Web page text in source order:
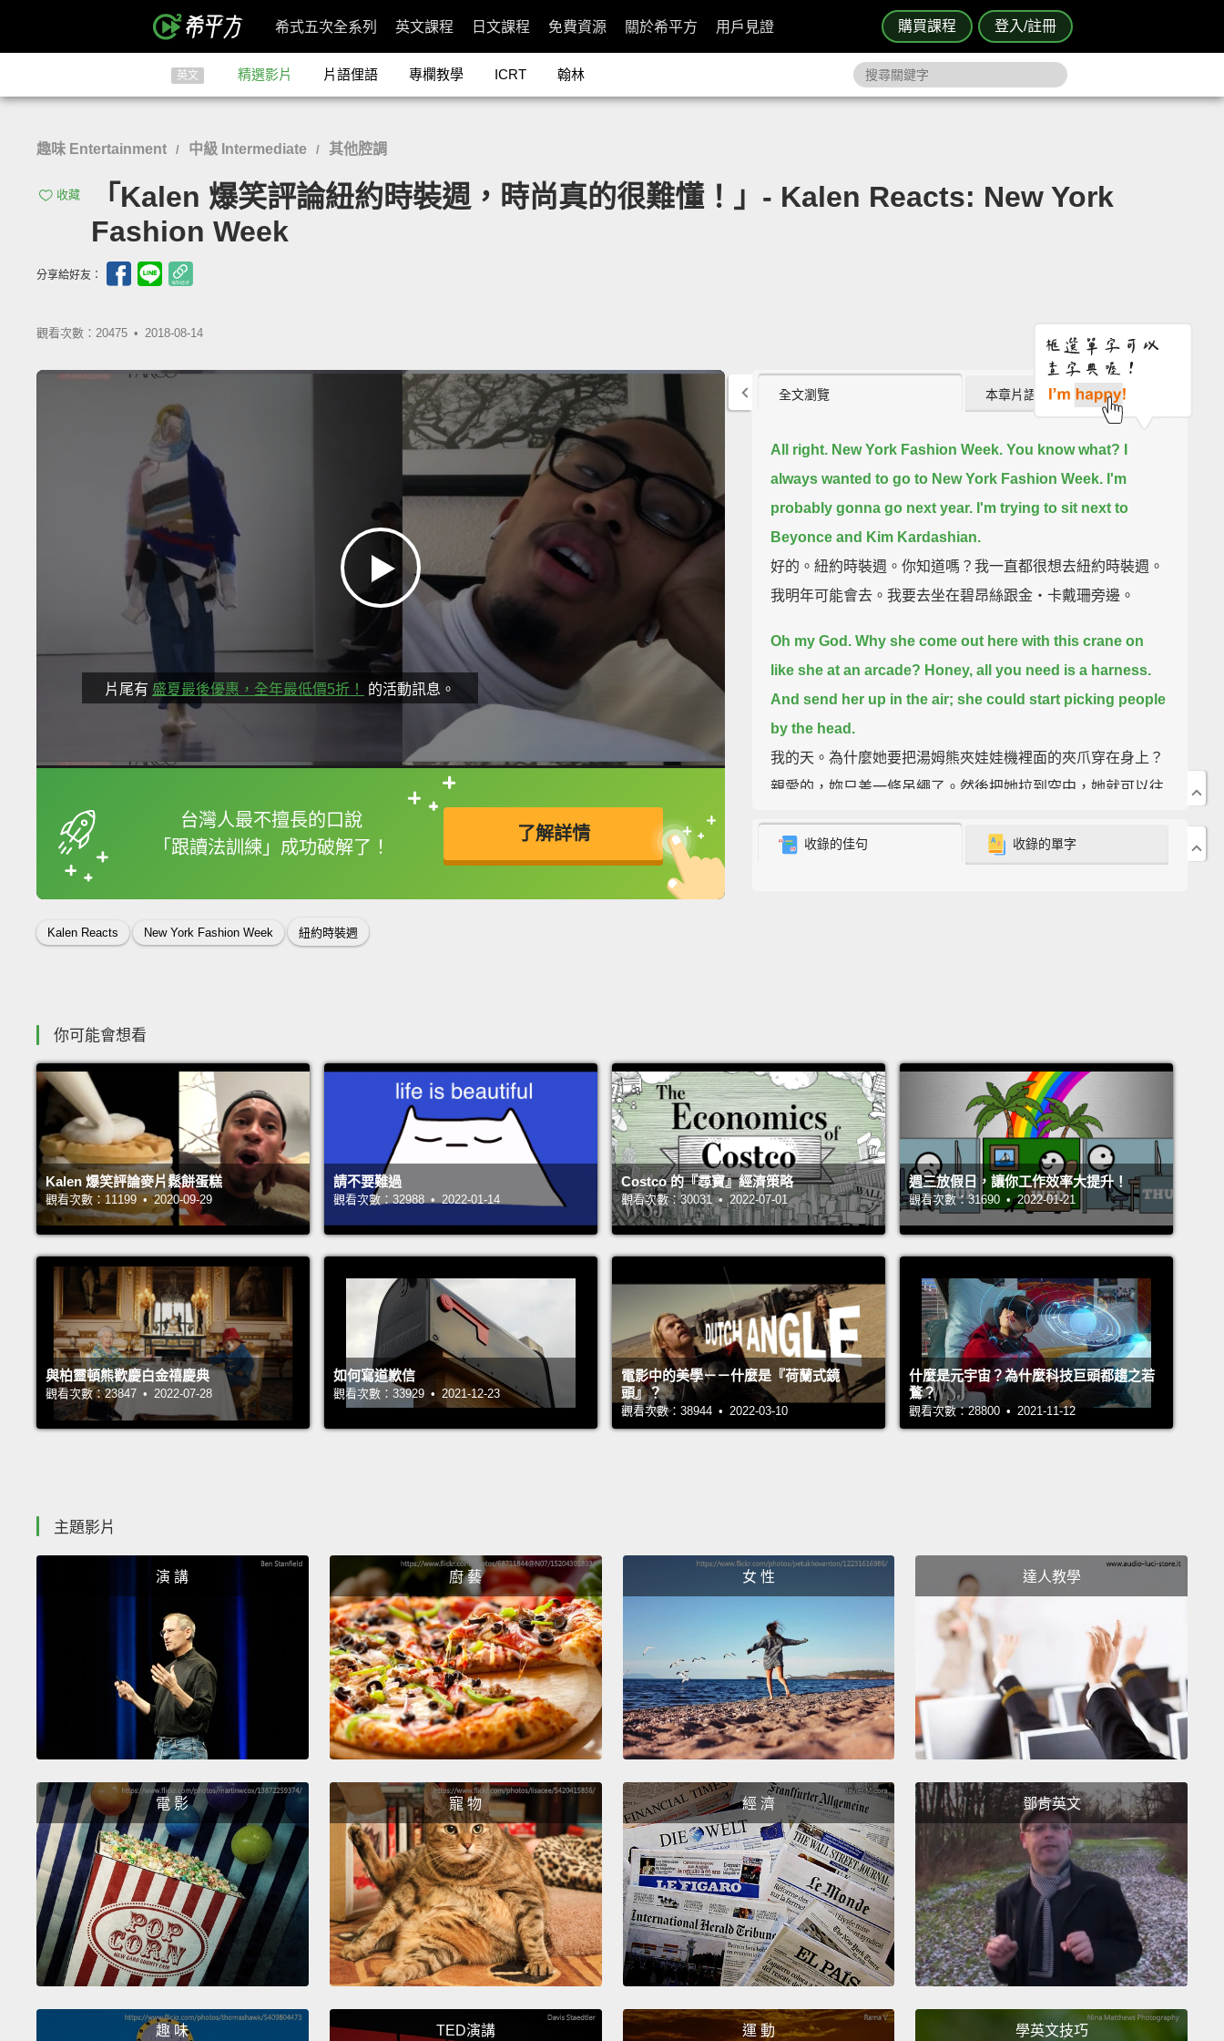
購買課程 登入/註冊
希式五次全系列 英文課程 日文課程 免費資源 關於希平方 用戶見證
英文 精選影片 片語俚語 專欄教學 ICRT 翰林
趣味 Entertainment / 中級 Intermediate / 其他腔調
收藏
「Kalen 爆笑評論紐約時裝週，時尚真的很難懂！」- Kalen Reacts: New York
Fashion Week
分享給好友：
觀看次數：20475 • 2018-08-14
片尾有 盛夏最後優惠，全年最低價5折！ 的活動訊息。
台灣人最不擅長的口說
「跟讀法訓練」成功破解了！
了解詳情
框選或點兩下字幕可以直接查字典喔！
英
Kalen Reacts New York Fashion Week 紐約時裝週
全文瀏覽 本章片語 (1)
All right. New York Fashion Week. You know what? I
always wanted to go to New York Fashion Week. I'm
probably gonna go next year. I'm trying to sit next to
Beyonce and Kim Kardashian.
好的。紐約時裝週。你知道嗎？我一直都很想去紐約時裝週。
我明年可能會去。我要去坐在碧昂絲跟金‧卡戴珊旁邊。
Oh my God. Why she come out here with this crane on
like she at an arcade? Honey, all you need is a harness.
And send her up in the air; she could start picking people
by the head.
我的天。為什麼她要把湯姆熊夾娃娃機裡面的夾爪穿在身上？
親愛的，妳只差一條吊繩了。然後把她拉到空中，她就可以往
Honey, how you breathing with
快燒起來了。
Oh, honey. There is no deodorant on the planet that is
strong enough to keep you from stinking with all these
sweater on.
喔，親愛的。整個地球上大概找不到夠厲害的除臭劑讓你在毛
Okay now, that—that's a look, honey. Where can I get me
one of them?
I would wear that. I'm gonna wear that on
the Ellen Show.
Okay, that black and white checker? Yes, I
love that.
好，那個－－那看起來很不錯捏，親愛的。要去哪裡才買得
到？我要穿那個。我去 Ellen Show 的時候要穿那件。很好，
哈囉，那啥鬼？為什麼她穿得一副要去參加小朋友的生日派對
的樣子？
Okay, now, you gotta walk around with this battery pack.
Girl, what if you get wet? What if it's raining, honey? You
gonna get electrocuted. Then, whatchu gonna do?
好的，就是要帶著行動電源走來走去。美眉啊，妳如果不小心
弄濕身體怎麼辦？親愛的，下雨怎麼辦？妳會被電死捏。那妳
要怎麼辦啊？
Here we go with this battery pack.
Why would I wanna
walk around with a battery pack in my hand? I don't
understand that. And if I do, it better come with a USB
port so I can charge my phone on the go.
接下來再來一個行動電源。為什麼我要拿著行動電源走來走去
啊？我實在是不懂。如果要的話，就要有個 USB 插孔，這樣
才可以隨時幫我手機充電。
收錄的佳句 收錄的單字
你可能會想看
Kalen 爆笑評論麥片鬆餅蛋糕
觀看次數：11199 • 2020-09-29
請不要難過
觀看次數：32988 • 2022-01-14
Costco 的『尋寶』經濟策略
觀看次數：30031 • 2022-07-01
週三放假日，讓你工作效率大提升！
觀看次數：31690 • 2022-01-21
與柏靈頓熊歡慶白金禧慶典
觀看次數：23847 • 2022-07-28
如何寫道歉信
觀看次數：33929 • 2021-12-23
電影中的美學－－什麼是『荷蘭式鏡
頭』？
觀看次數：38944 • 2022-03-10
什麼是元宇宙？為什麼科技巨頭都趨之若
鶩？
觀看次數：28800 • 2021-11-12
主題影片
演 講 廚 藝 女 性 達人教學
電 影 寵 物 經 濟 鄧肯英文
趣 味 TED演講 運 動 學英文技巧